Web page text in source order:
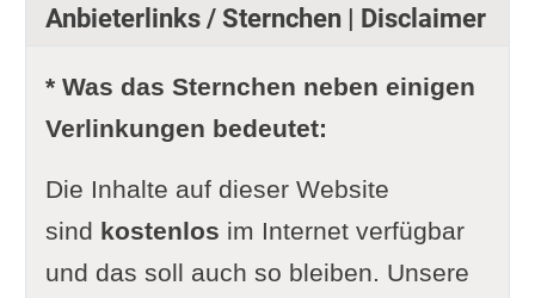
Anbieterlinks / Sternchen | Disclaimer
* Was das Sternchen neben einigen
Verlinkungen bedeutet:
Die Inhalte auf dieser Website
sind kostenlos im Internet verfügbar
und das soll auch so bleiben. Unsere